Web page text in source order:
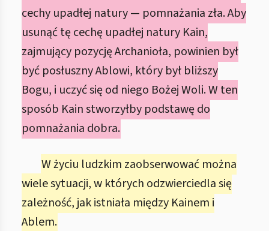
cechy upadłej natury — pomnażania zła. Aby
usunąć tę cechę upadłej natury Kain,
zajmujący pozycję Archanioła, powinien był
być posłuszny Ablowi, który był bliższy
Bogu, i uczyć się od niego Bożej Woli. W ten
sposób Kain stworzyłby podstawę do
pomnażania dobra.
W życiu ludzkim zaobserwować można
wiele sytuacji, w których odzwierciedla się
zależność, jak istniała między Kainem i
Ablem.